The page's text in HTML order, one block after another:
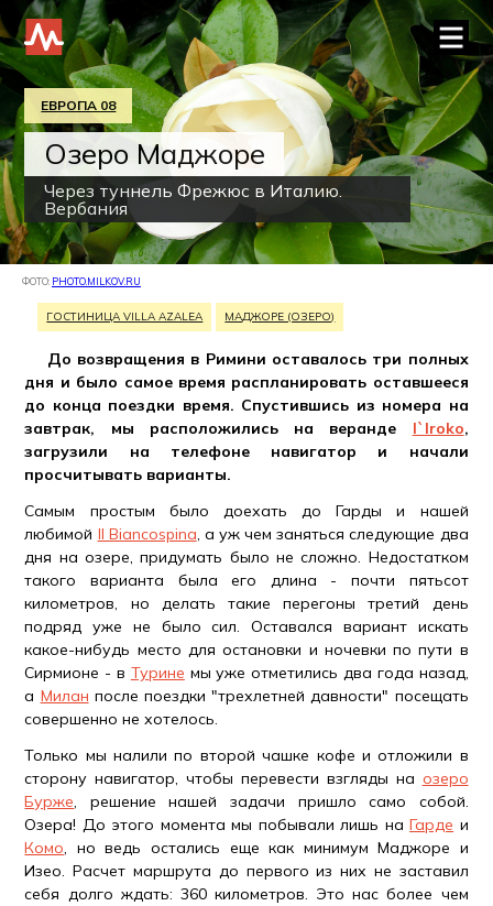
ЕВРОПА 08
Озеро Маджоре
Через туннель Фрежюс в Италию.
Вербания
ФОТО: PHOTO.MILKOV.RU
ГОСТИНИЦА VILLA AZALEA МАДЖОРЕ (ОЗЕРО)
До возвращения в Римини оставалось три полных
дня и было самое время распланировать оставшееся
до конца поездки время. Спустившись из номера на
завтрак, мы расположились на веранде l`Iroko,
загрузили на телефоне навигатор и начали
просчитывать варианты.
Самым простым было доехать до Гарды и нашей
любимой Il Biancospina, а уж чем заняться следующие два
дня на озере, придумать было не сложно. Недостатком
такого варианта была его длина - почти пятьсот
километров, но делать такие перегоны третий день
подряд уже не было сил. Оставался вариант искать
какое-нибудь место для остановки и ночевки по пути в
Сирмионе - в Турине мы уже отметились два года назад,
а Милан после поездки "трехлетней давности" посещать
совершенно не хотелось.
Только мы налили по второй чашке кофе и отложили в
сторону навигатор, чтобы перевести взгляды на озеро
Бурже, решение нашей задачи пришло само собой.
Озера! До этого момента мы побывали лишь наГарде и
Комо, но ведь остались еще как минимум Маджоре и
Изео. Расчет маршрута до первого из них не заставил
себя долго ждать: 360 километров. Это нас более чем